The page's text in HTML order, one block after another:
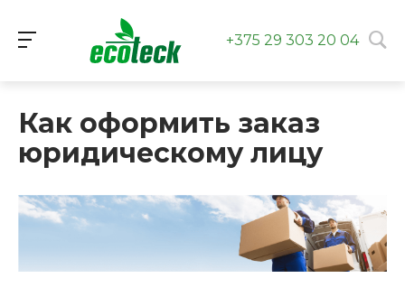
+375 29 303 20 04
Как оформить заказ
юридическому лицу